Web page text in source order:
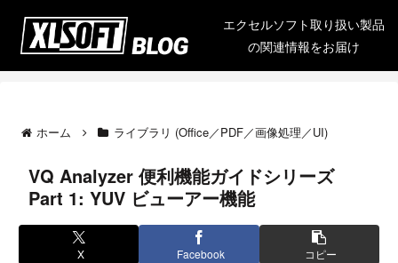
エクセルソフト取り扱い製品
の関連情報をお届け
ホーム ライブラリ (Office／PDF／画像処理／UI)
VQ Analyzer 便利機能ガイドシリーズ
Part 1: YUV ビューアー機能
X Facebook コピー